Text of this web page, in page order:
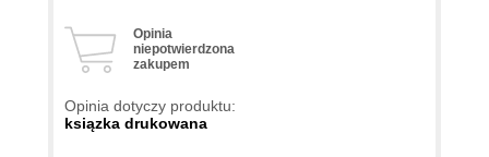
Opinia
niepotwierdzona
zakupem
Opinia dotyczy produktu:
ksiązka drukowana